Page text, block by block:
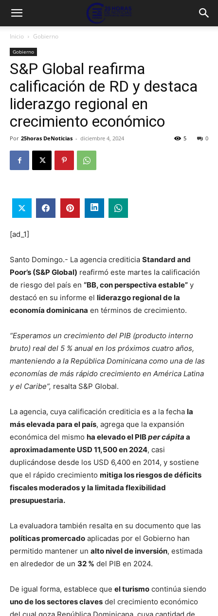
Inicio Gobierno
Gobierno
S&P Global reafirma
calificación de RD y destaca
liderazgo regional en
crecimiento económico
Por 25horas DeNoticias - diciembre 4, 2024 0
5
[ad_1]
Santo Domingo.- La agencia crediticia Standard and
Poor’s (S&P Global) reafirmó este martes la calificación
de riesgo del país en “BB, con perspectiva estable” y
destacó en su informe el liderazgo regional de la
economía dominicana en términos de crecimiento.
“Esperamos un crecimiento del PIB (producto interno
bruto) real del 5 % anual en los próximos cuatro años,
manteniendo a la República Dominicana como una de las
economías de más rápido crecimiento en América Latina
y el Caribe”, resalta S&P Global.
La agencia, cuya calificación crediticia es a la fecha la
más elevada para el país, agrega que la expansión
económica del mismo ha elevado el PIBper cápita a
aproximadamente USD 11,500 en 2024, casi
duplicándose desde los USD 6,400 en 2014, y sostiene
que el rápido crecimiento mitiga los riesgos de déficits
fiscales moderados y la limitada flexibilidad
presupuestaria.
La evaluadora también resalta en su documento que las
políticas promercado aplicadas por el Gobierno han
permitido mantener un alto nivel de inversión, estimada
en alrededor de un 32 % del PIB en 2024.
De igual forma, establece que el turismo continúa siendo
uno de los sectores claves del crecimiento económico
del cual goza República Dominicana, cuya cantidad de